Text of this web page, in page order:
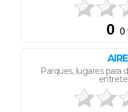
Parques, lugares para